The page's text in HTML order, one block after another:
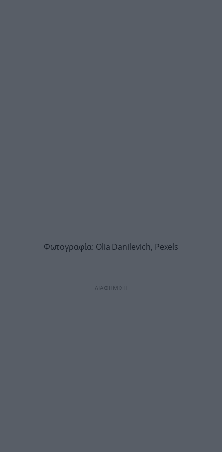
Φωτογραφία: Olia Danilevich, Pexels
ΔΙΑΦΗΜΙΣΗ